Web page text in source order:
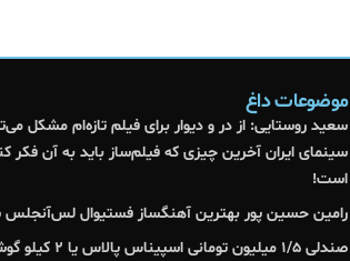
موضوعات داغ
سعید روستایی: از در و دیوار برای فیلم تازه‌ام مشکل
سینمای ایران آخرین چیزی که فیلم‌ساز باید به آن فکر
است!
رامین حسین پور بهترین آهنگساز فستیوال
صندلی ۱/۵ میلیون تومانی اسپیناس